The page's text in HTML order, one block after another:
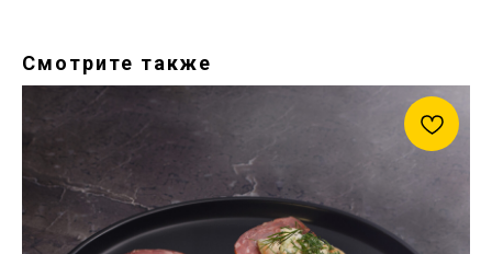
Смотрите также